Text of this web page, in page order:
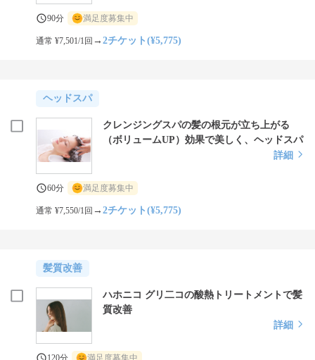
90分 満足度募集中
通常 ¥7,501/1回 →2チケット(¥5,775)
ヘッドスパ
クレンジングスパの髪の根元が立ち上がる
（ボリュームUP）効果で美しく、ヘッドスパ
詳細
60分 満足度募集中
通常 ¥7,550/1回 →2チケット(¥5,775)
髪質改善
ハホニコ グリ二コの酸熱トリートメントで髪
質改善
詳細
120分 満足度募集中